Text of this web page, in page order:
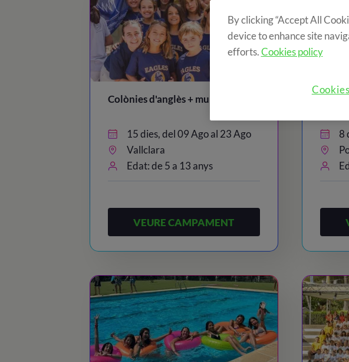
Colònies d'anglès + multiactivitat
15 dies, del 09 Ago al 23 Ago
Vallclara
Edat: de 5 a 13 anys
VEURE CAMPAMENT
8
By clicking “Accept All
device to enhance site
efforts.Cookies policy